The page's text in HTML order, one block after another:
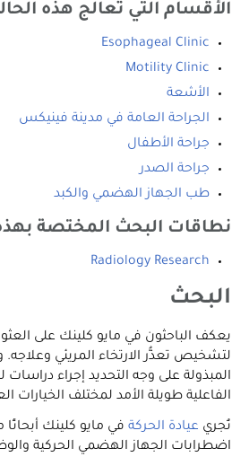
الأقسام التي تعالج هذه
Esophageal Clinic
Motility Clinic
الأشعة
الجراحة العامة في مدينة فينيكس
جراحة الأطفال
جراحة الصدر
طب الجهاز الهضمي والكبد
نطاقات البحث المختصة
Radiology Research
البحث
يعكف الباحثون في مايو كلينك على
لتشخيص تعذُّر الارتخاء المريئي
المبذولة على وجه التحديد إجراء
الفاعلية طويلة الأمد لمختلف الخيارات
تُجري عيادة الحركة في مايو كلينك
اضطرابات الجهاز الهضمي الحركية